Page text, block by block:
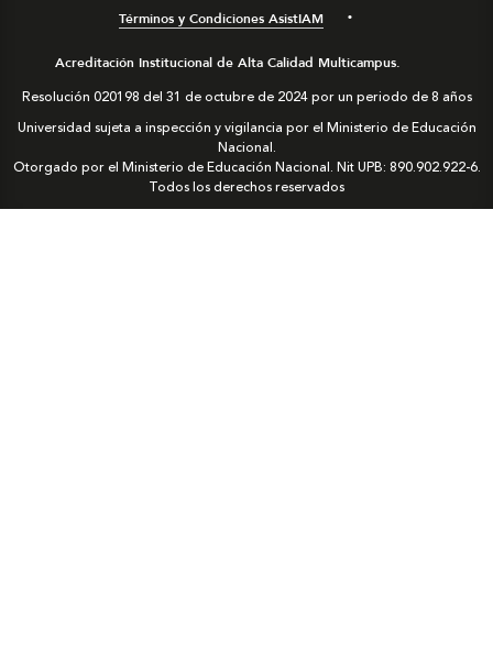
Términos y Condiciones AsistIAM
Acreditación Institucional de Alta Calidad Multicampus.
Resolución 020198 del 31 de octubre de 2024 por un periodo de 8 años
Universidad sujeta a inspección y vigilancia por el Ministerio de Educación
Nacional.
Otorgado por el Ministerio de Educación Nacional. Nit UPB: 890.902.922-6.
Todos los derechos reservados